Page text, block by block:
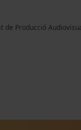
de Producció